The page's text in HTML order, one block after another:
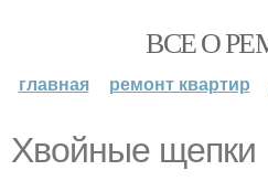
ВСЕ О
главная ремонт квартир
Хвойные щепки